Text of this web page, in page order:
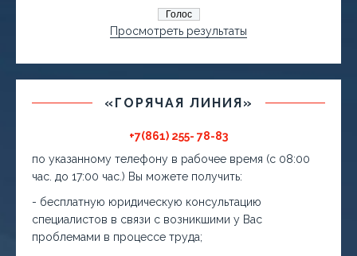
Просмотреть результаты
«ГОРЯЧАЯ ЛИНИЯ»
+7(861) 255- 78-83
по указанному телефону в рабочее время (с 08:00
час. до 17:00 час.) Вы можете получить:
- бесплатную юридическую консультацию
специалистов в связи с возникшими у Вас
проблемами в процессе труда;